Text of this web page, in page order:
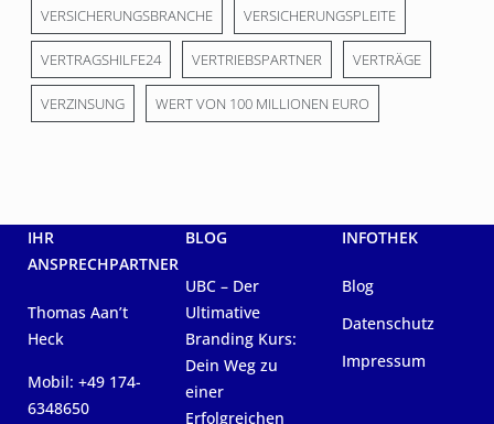
VERSICHERUNGSBRANCHE VERSICHERUNGSPLEITE
VERTRAGSHILFE24 VERTRIEBSPARTNER VERTRÄGE
VERZINSUNG WERT VON 100 MILLIONEN EURO
IHR
ANSPRECHPARTNER
Thomas Aan’t
Heck
Mobil: +49 174-
6348650
BLOG
UBC – Der
Ultimative
Branding Kurs:
Dein Weg zu
einer
Erfolgreichen
INFOTHEK
Blog
Datenschutz
Impressum